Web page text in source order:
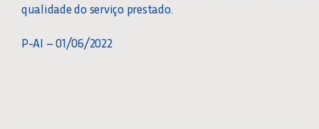
qualidade do serviço prestado.
P-AI – 01/06/2022